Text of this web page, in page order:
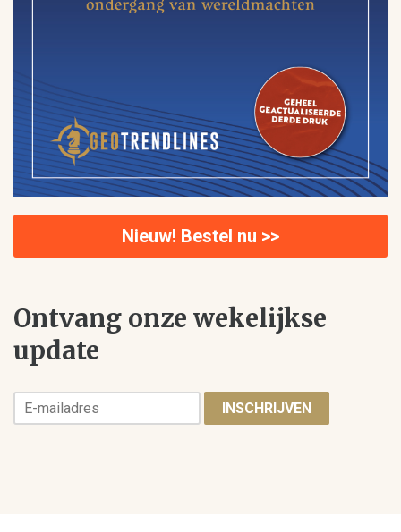
Nieuw! Bestel nu >>
Ontvang onze wekelijkse
update
INSCHRIJVEN